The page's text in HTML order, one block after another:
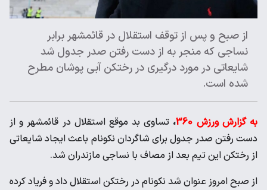
از صبح و پس از توقف استقلال در قائمشهر برابر
نساجی که منجر به از دست رفتن صدر جدول شد
شایعاتی در مورد درگیری در رختکن آبی پوشان مطرح
شده است.
به گزارش ورزش 360 ، تساوی بد موقع استقلال در قائمشهر و از
دست رفتن صدر جدول برای شاگردان نکونام باعث ایجاد شایعاتی
از رختکن این تیم بعد از مصاف با نساجی مازندران شد.
از صبح امروز عنوان شد نکونام در رختکن استقلال داد و فریاد کرده